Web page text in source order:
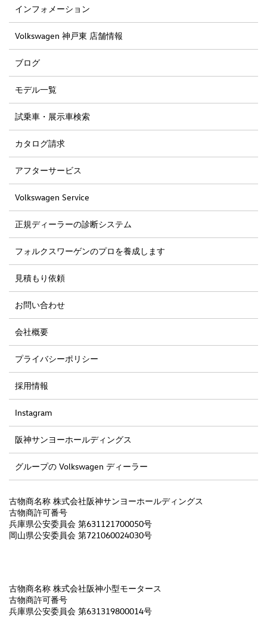
インフォメーション
Volkswagen 神戸東 店舗情報
ブログ
モデル一覧
試乗車・展示車検索
カタログ請求
アフターサービス
Volkswagen Service
正規ディーラーの診断システム
フォルクスワーゲンのプロを養成します
見積もり依頼
お問い合わせ
会社概要
プライバシーポリシー
採用情報
Instagram
阪神サンヨーホールディングス
グループの Volkswagen ディーラー
古物商名称 株式会社阪神サンヨーホールディングス
古物商許可番号
兵庫県公安委員会 第631121700050号
岡山県公安委員会 第721060024030号
古物商名称 株式会社阪神小型モータース
古物商許可番号
兵庫県公安委員会 第631319800014号